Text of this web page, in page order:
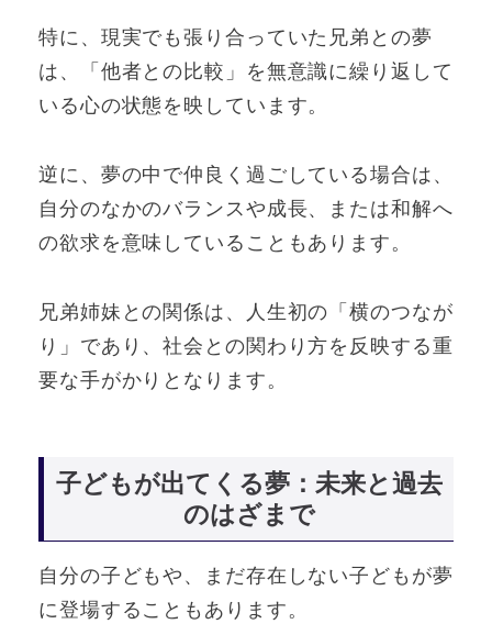
特に、現実でも張り合っていた兄弟との夢
は、「他者との比較」を無意識に繰り返して
いる心の状態を映しています。
逆に、夢の中で仲良く過ごしている場合は、
自分のなかのバランスや成長、または和解へ
の欲求を意味していることもあります。
兄弟姉妹との関係は、人生初の「横のつなが
り」であり、社会との関わり方を反映する重
要な手がかりとなります。
子どもが出てくる夢：未来と過去
のはざまで
自分の子どもや、まだ存在しない子どもが夢
に登場することもあります。